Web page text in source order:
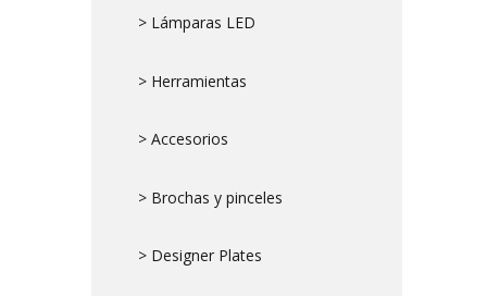
> Lámparas LED
> Herramientas
> Accesorios
> Brochas y pinceles
> Designer Plates